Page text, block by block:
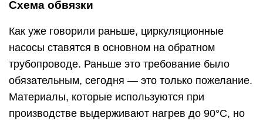
Схема обвязки
Как уже говорили раньше, циркуляционные
насосы ставятся в основном на обратном
трубопроводе. Раньше это требование было
обязательным, сегодня — это только пожелание.
Материалы, которые используются при
производстве выдерживают нагрев до 90°C, но